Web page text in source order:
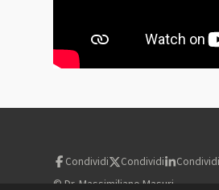
Condividi Condividi Condividi
© Dr. Massimiliano Masuri